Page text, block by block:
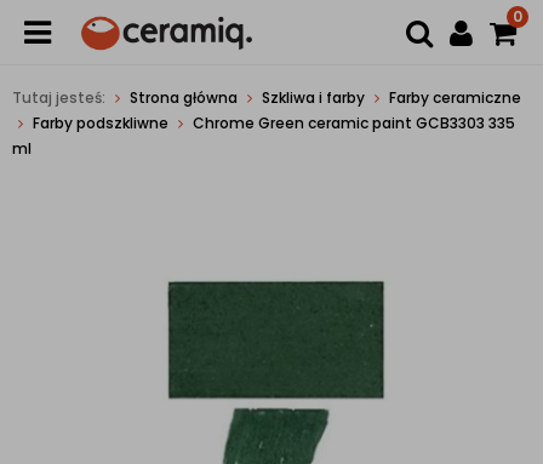
0
Tutaj jesteś: Strona główna Szkliwa i farby
Farby ceramiczne
Farby podszkliwne
Chrome Green ceramic paint GCB3303 335
ml